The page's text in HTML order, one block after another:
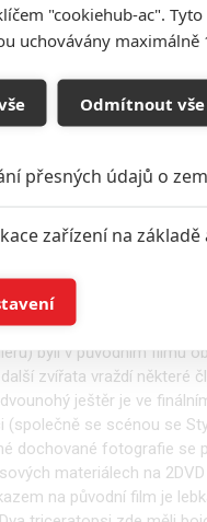
lebek Kong: Skull Island
ač se to zprvu nezdálo,
1933. Právě zde totiž
na nového Konga. Jak
byli v původním filmu
zvířata vraždí některé
ještěr je ve
(společně se scénou se
dochované fotografie se
materiálech na
na původní film je
"cookiehub-ac".
uchovávány maximálně
Odmítnout vše
přesných údajů o
zařízení na
a/nebo přístup k
založená na
obsah,
s účely a funkcemi